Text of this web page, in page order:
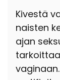
Kivestä
naisten
ajan